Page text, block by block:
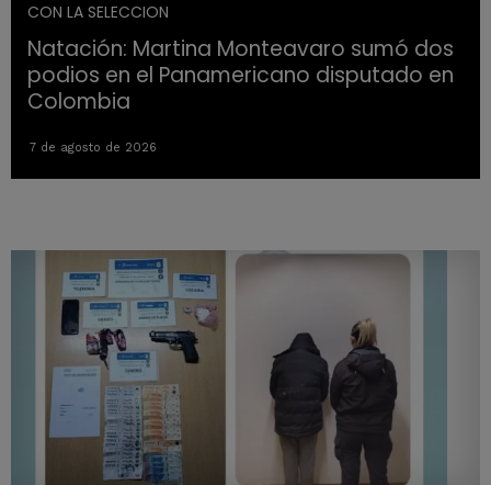
CON LA SELECCION
Natación: Martina Monteavaro sumó dos
podios en el Panamericano disputado en
Colombia
7 de agosto de 2026